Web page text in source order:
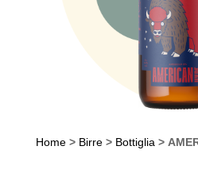
Home> Birre> Bottiglia >